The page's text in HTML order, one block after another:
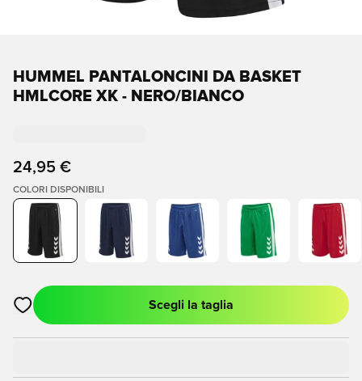
HUMMEL PANTALONCINI DA BASKET
HMLCORE XK - NERO/BIANCO
24,95 €
COLORI DISPONIBILI
Apre una finestra modale per accedere o registrarsi come
Scegli la taglia